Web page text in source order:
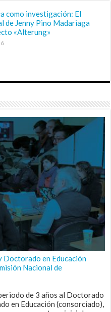
como investigación: El
de Jenny Pino Madariaga
«Alterung»
en Educación
Nacional de
de 3 años al Doctorado
en Educación (consorciado),